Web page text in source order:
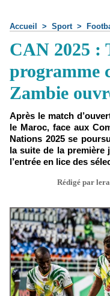
Accueil > Sport >
CAN 2025 :
programme
Zambie
Après le match
le Maroc, face aux
Nations 2025 se
la suite de la première
l’entrée en lice des
Rédigé par